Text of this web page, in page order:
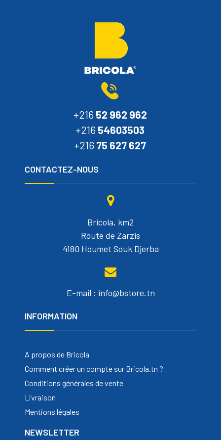
+216 52 962 962
+216 54603503
+216 75 627 627
CONTACTEZ-NOUS
Bricola, km2
Route de Zarzis
4180 Houmet Souk Djerba
E-mail : info@bstore.tn
INFORMATION
A propos de Bricola
Comment créer un compte sur Bricola.tn ?
Conditions générales de vente
Livraison
Mentions légales
NEWSLETTER